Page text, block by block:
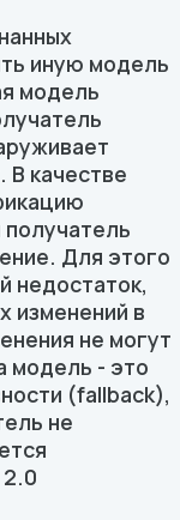
иную модель
модель
В качестве
Для этого
недостаток,
изменений в
не могут
модель - это
(fallback),
не